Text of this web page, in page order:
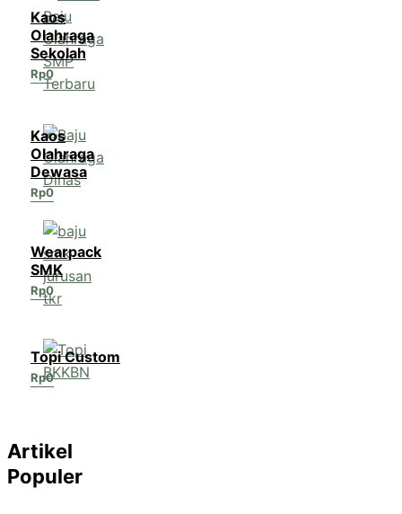
Kaos
Olahraga
Sekolah
Rp0
Kaos
Olahraga
Dewasa
Rp0
Wearpack
SMK
Rp0
Topi Custom
Rp0
Artikel
Populer